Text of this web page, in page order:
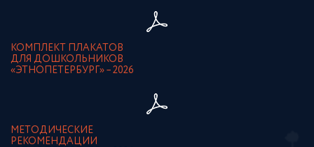
КОМПЛЕКТ ПЛАКАТОВ
ДЛЯ ДОШКОЛЬНИКОВ
«ЭТНОПЕТЕРБУРГ» – 2026
МЕТОДИЧЕСКИЕ
РЕКОМЕНДАЦИИ